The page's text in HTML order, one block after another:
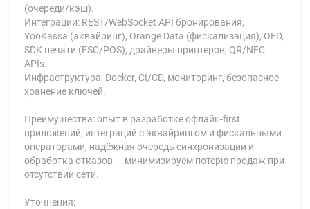
(очереди/кэш).
Интеграции: REST/WebSocket API бронирования,
YooKassa (эквайринг), Orange Data (фискализация), OFD,
SDK печати (ESC/POS), драйверы принтеров, QR/NFC
APIs.
Инфраструктура: Docker, CI/CD, мониторинг, безопасное
хранение ключей.
Преимущества: опыт в разработке офлайн-first
приложений, интеграций с эквайрингом и фискальными
операторами, надёжная очередь синхронизации и
обработка отказов — минимизируем потерю продаж при
отсутствии сети.
Уточнения: